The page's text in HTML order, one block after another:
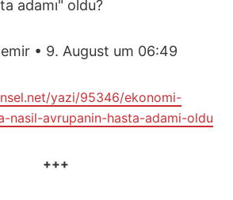
adamı" oldu?
• 9. August um 06:49
yazi/95346/ekonomi-
nasil-avrupanin-hasta-adami-oldu
+++